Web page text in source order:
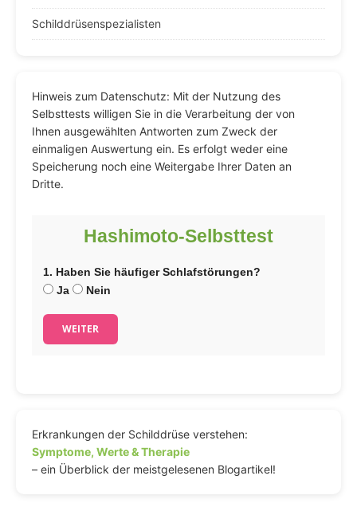
Schilddrüsenspezialisten
Hinweis zum Datenschutz: Mit der Nutzung des
Selbsttests willigen Sie in die Verarbeitung der von
Ihnen ausgewählten Antworten zum Zweck der
einmaligen Auswertung ein. Es erfolgt weder eine
Speicherung noch eine Weitergabe Ihrer Daten an
Dritte.
Hashimoto-Selbsttest
1. Haben Sie häufiger Schlafstörungen?
Ja
Nein
WEITER
Erkrankungen der Schilddrüse verstehen:
Symptome, Werte & Therapie
– ein Überblick der meistgelesenen Blogartikel!